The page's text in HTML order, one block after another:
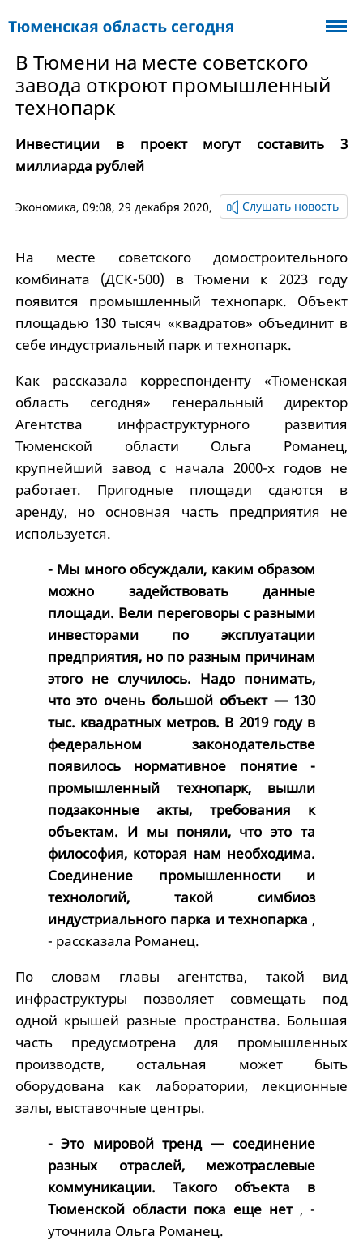
В Тюмени на месте советского
завода откроют промышленный
технопарк
Инвестиции в проект могут составить 3
миллиарда рублей
Экономика, 09:08, 29 декабря 2020, Слушать новость
На месте советского домостроительного
комбината (ДСК-500) в Тюмени к 2023 году
появится промышленный технопарк. Объект
площадью 130 тысяч «квадратов» объединит в
себе индустриальный парк и технопарк.
Как рассказала корреспонденту «Тюменская
область сегодня» генеральный директор
Агентства инфраструктурного развития
Тюменской области Ольга Романец,
крупнейший завод с начала 2000-х годов не
работает. Пригодные площади сдаются в
аренду, но основная часть предприятия не
используется.
- Мы много обсуждали, каким образом
можно задействовать данные
площади. Вели переговоры с разными
инвесторами по эксплуатации
предприятия, но по разным причинам
этого не случилось. Надо понимать,
что это очень большой объект — 130
тыс. квадратных метров. В 2019 году в
федеральном законодательстве
появилось нормативное понятие -
промышленный технопарк, вышли
подзаконные акты, требования к
объектам. И мы поняли, что это та
философия, которая нам необходима.
Соединение промышленности и
технологий, такой симбиоз
индустриального парка и технопарка ,
- рассказала Романец.
По словам главы агентства, такой вид
инфраструктуры позволяет совмещать под
одной крышей разные пространства. Большая
часть предусмотрена для промышленных
производств, остальная может быть
оборудована как лаборатории, лекционные
залы, выставочные центры.
- Это мировой тренд — соединение
разных отраслей, межотраслевые
коммуникации. Такого объекта в
Тюменской области пока еще нет , -
уточнила Ольга Романец.